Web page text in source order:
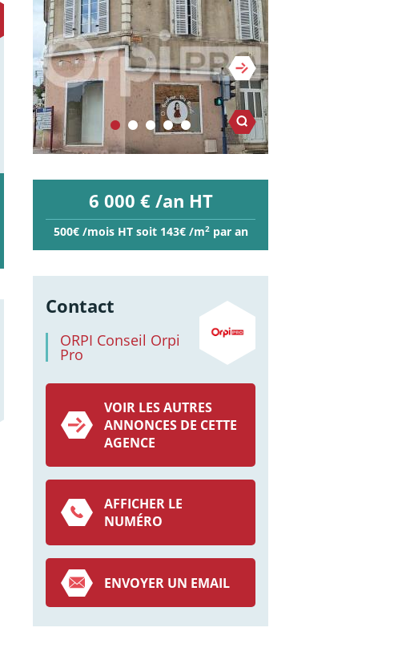
6 000 € /an HT
500€ /mois HT soit 143€ /m2par an
Contact
ORPI Conseil Orpi
Pro
VOIR LES AUTRES
ANNONCES DE CETTE
AGENCE
AFFICHER LE
NUMÉRO
ENVOYER UN EMAIL